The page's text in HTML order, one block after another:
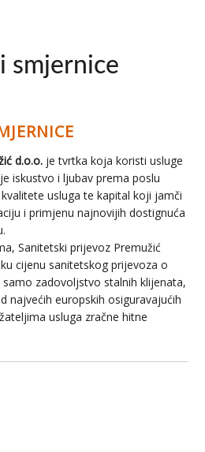
smjernice
d.o.o. je tvrtka koja koristi usluge
iskustvo i ljubav prema poslu
usluga te kapital koji jamči
i primjenu najnovijih dostignuća
Sanitetski prijevoz Premužić
cijenu sanitetskog prijevoza o
zadovoljstvo stalnih klijenata,
najvećih europskih osiguravajućih
usluga zračne hitne